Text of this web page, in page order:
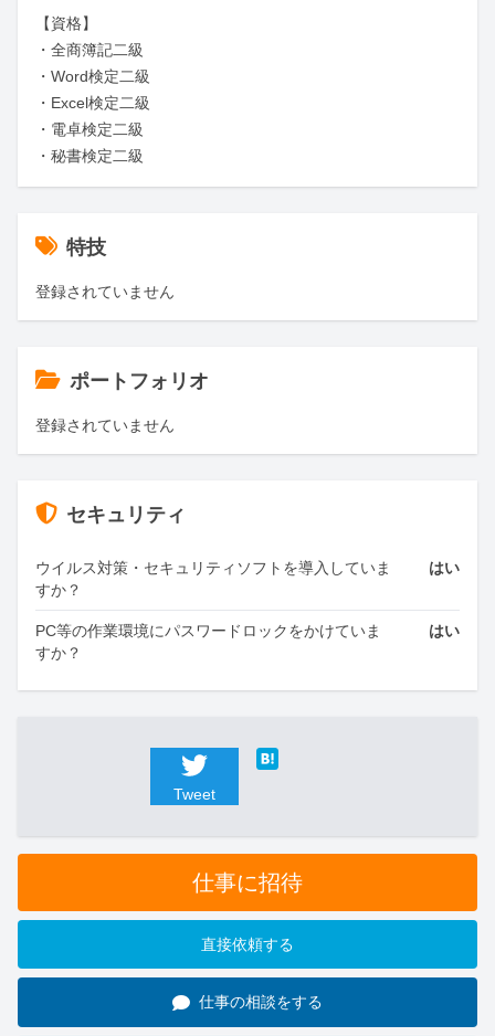
【資格】
・全商簿記二級
・Word検定二級
・Excel検定二級
・電卓検定二級
・秘書検定二級
特技
登録されていません
ポートフォリオ
登録されていません
セキュリティ
ウイルス対策・セキュリティソフトを導入していま
すか？
はい
PC等の作業環境にパスワードロックをかけていま
すか？
はい
Tweet
仕事に招待
直接依頼する
仕事の相談をする